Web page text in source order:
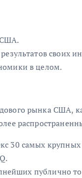
своих
в целом.
рынка США,
30 самых
публично